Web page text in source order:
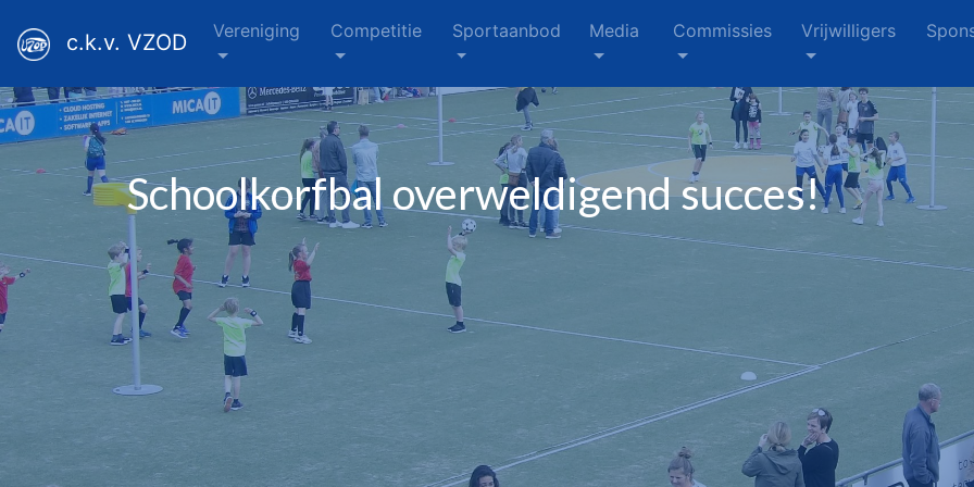
c.k.v. VZOD Vereniging Competitie Sportaanbod Media Commissies Vrijwilligers
Schoolkorfbal overweldigend succes!